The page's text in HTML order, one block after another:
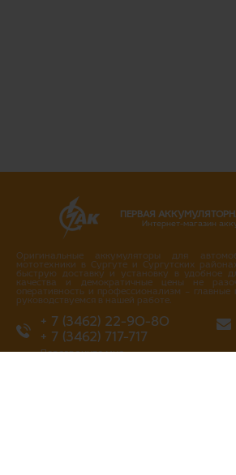
ПЕРВАЯ
Интернет-магазин
Оригинальные аккумуляторы для
мототехники в Сургуте и Сургутских
быструю доставку и установку в удобное
качества и демократичные цены не
оперативность и профессионализм –
руководствуемся в нашей работе.
+ 7 (3462) 22-90-80
+ 7 (3462) 717-717
Перезвоните мне